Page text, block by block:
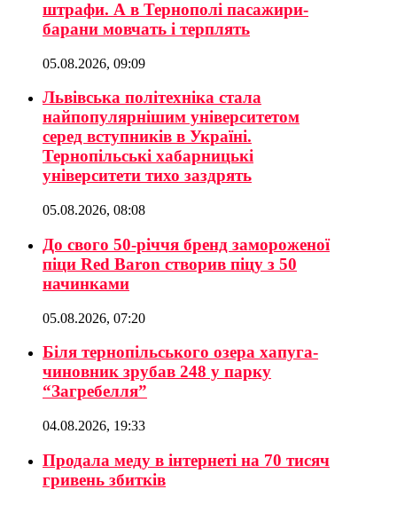
штрафи. А в Тернополі пасажири-
барани мовчать і терплять
05.08.2026, 09:09
Львівська політехніка стала
найпопулярнішим університетом
серед вступників в Україні.
Тернопільські хабарницькі
університети тихо заздрять
05.08.2026, 08:08
До свого 50-річчя бренд замороженої
піци Red Baron створив піцу з 50
начинками
05.08.2026, 07:20
Біля тернопільського озера хапуга-
чиновник зрубав 248 у парку
“Загребелля”
04.08.2026, 19:33
Продала меду в інтернеті на 70 тисяч
гривень збитків